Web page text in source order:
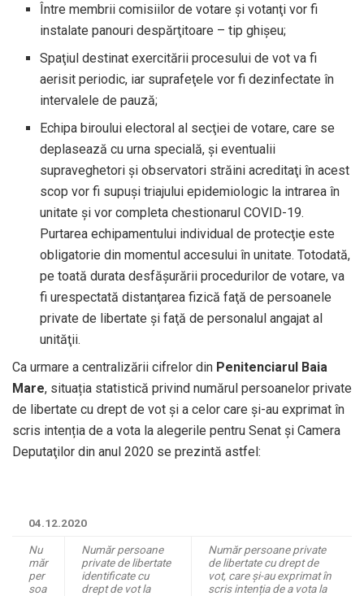
Între membrii comisiilor de votare şi votanţi vor fi
instalate panouri despărţitoare – tip ghişeu;
Spaţiul destinat exercitării procesului de vot va fi
aerisit periodic, iar suprafeţele vor fi dezinfectate în
intervalele de pauză;
Echipa biroului electoral al secţiei de votare, care se
deplasează cu urna specială, şi eventualii
supraveghetori şi observatori străini acreditaţi în acest
scop vor fi supuşi triajului epidemiologic la intrarea în
unitate şi vor completa chestionarul COVID-19.
Purtarea echipamentului individual de protecţie este
obligatorie din momentul accesului în unitate. Totodată,
pe toată durata desfăşurării procedurilor de votare, va
fi urespectată distanţarea fizică faţă de persoanele
private de libertate şi faţă de personalul angajat al
unităţii.
Ca urmare a centralizării cifrelor din Penitenciarul Baia
Mare, situația statistică privind numărul persoanelor private
de libertate cu drept de vot și a celor care și-au exprimat în
scris intenția de a vota la alegerile pentru Senat şi Camera
Deputaţilor din anul 2020 se prezintă astfel:
04.12.2020
Nu
măr
per
soa
Număr persoane
private de libertate
identificate cu
drept de vot la
Număr persoane private
de libertate cu drept de
vot, care și-au exprimat în
scris intenția de a vota la